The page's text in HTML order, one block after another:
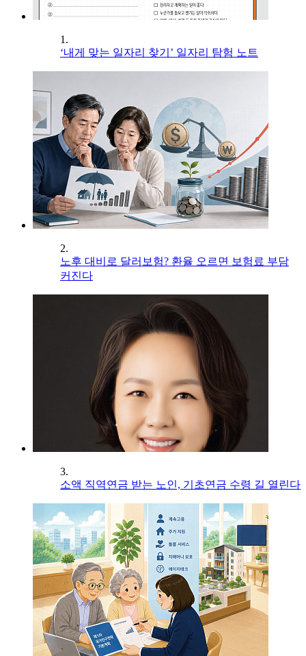
1.
‘내게 맞는 일자리 찾기’ 일자리 탐험 노트
2.
노후 대비로 달러보험? 환율 오르면 보험료 부담
커진다
3.
소액 직역연금 받는 노인, 기초연금 수령 길 열린다